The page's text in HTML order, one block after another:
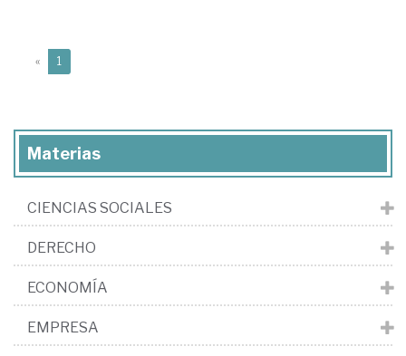
« 1
Materias
CIENCIAS SOCIALES
DERECHO
ECONOMÍA
EMPRESA